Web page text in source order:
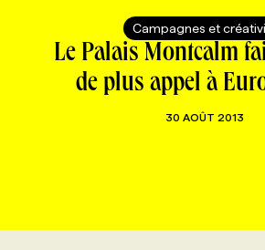
CATÉGORIES
TOUTES LES CATÉGORIES
CHRONIQUES
FORFAITS ABONNEMENT
INFOLETTRES
Campagnes et
Le Palais Montcalm
de plus appel à
30 AOÛT 2013